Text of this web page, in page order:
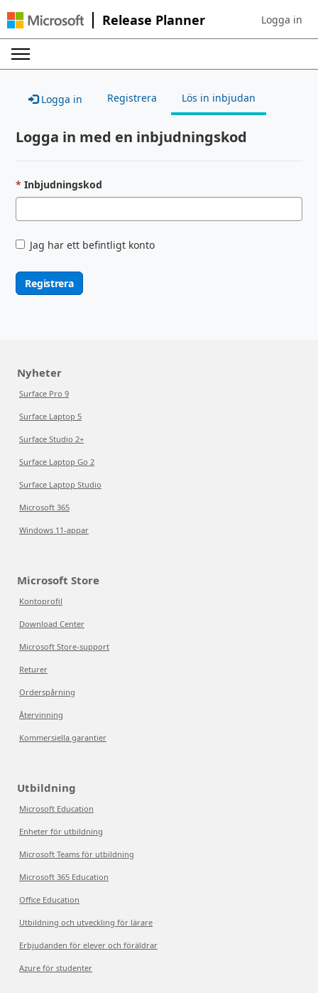
Release Planner Sign in to
Logga in
Logga in Registrera Lös in inbjudan
Logga in med en inbjudningskod
Inbjudningskod
Jag har ett befintligt konto
Registrera
Nyheter
Surface Pro 9
Surface Laptop 5
Surface Studio 2+
Surface Laptop Go 2
Surface Laptop Studio
Microsoft 365
Windows 11-appar
Microsoft Store
Kontoprofil
Download Center
Microsoft Store-support
Returer
Orderspårning
Återvinning
Kommersiella garantier
Utbildning
Microsoft Education
Enheter för utbildning
Microsoft Teams för utbildning
Microsoft 365 Education
Office Education
Utbildning och utveckling för lärare
Erbjudanden för elever och föräldrar
Azure för studenter